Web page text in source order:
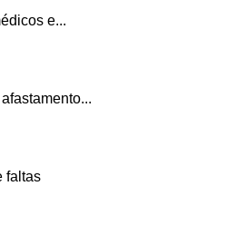
e...
faltas